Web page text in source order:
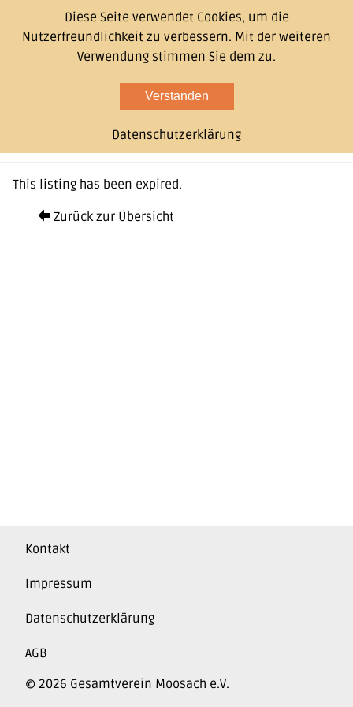
This listing has been expired.
Zurück zur Übersicht
Kontakt
Impressum
Datenschutzerklärung
AGB
© 2026 Gesamtverein Moosach e.V.
Diese Seite verwendet Cookies, um die
Nutzerfreundlichkeit zu verbessern. Mit der weiteren
Verwendung stimmen Sie dem zu.
Verstanden
Datenschutzerklärung